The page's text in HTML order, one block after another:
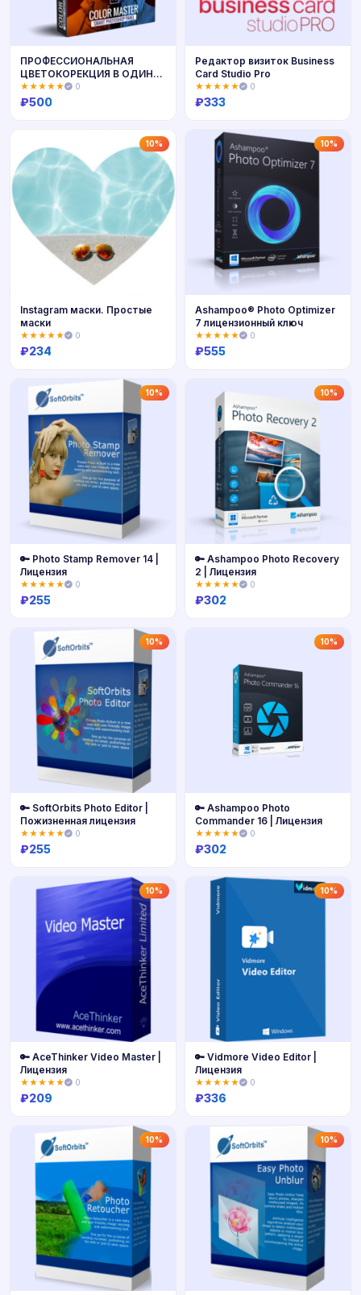
ПРОФЕССИОНАЛЬНАЯ
ЦВЕТОКОРЕКЦИЯ В ОДИН
КЛИК COLOR MASTER
★★★★★ 0
₽500
Купить
Редактор визиток Business
Card Studio Pro
★★★★★ 0
₽333
10%
Купить
Instagram маски. Простые
маски
★★★★★ 0
₽234
10%
Ashampoo® Photo Optimizer
7 лицензионный ключ
★★★★★ 0
₽555
10%
Купить
🔑 Photo Stamp Remover 14 |
Лицензия
★★★★★ 0
₽255
10%
🔑 Ashampoo Photo Recovery
2 | Лицензия
★★★★★ 0
₽302
10%
Купить
🔑 SoftOrbits Photo Editor |
Пожизненная лицензия
★★★★★ 0
₽255
10%
🔑 Ashampoo Photo
Commander 16 | Лицензия
★★★★★ 0
₽302
10%
🔑 AceThinker Video Master |
Лицензия
★★★★★ 0
₽209
10%
Купить
🔑 Vidmore Video Editor |
Лицензия
★★★★★ 0
₽336
10% 10%